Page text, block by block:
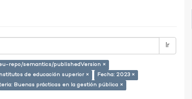
Ir
repo/semantics/publishedVersion ×
de educación superior ×
Fecha: 2023 ×
Buenas prácticas en la gestión pública ×